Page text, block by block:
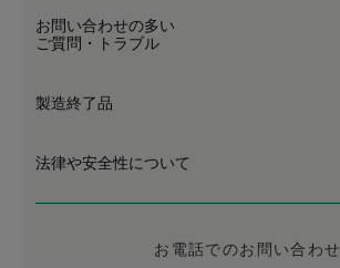
お問い合わせの多い
ご質問・トラブル
製造終了品
法律や安全性について
お電話でのお問い合わせ